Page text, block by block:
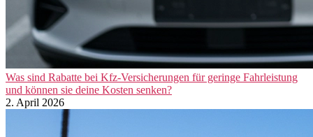
Was sind Rabatte bei Kfz-Versicherungen für geringe Fahrleistung
und können sie deine Kosten senken?
2. April 2026